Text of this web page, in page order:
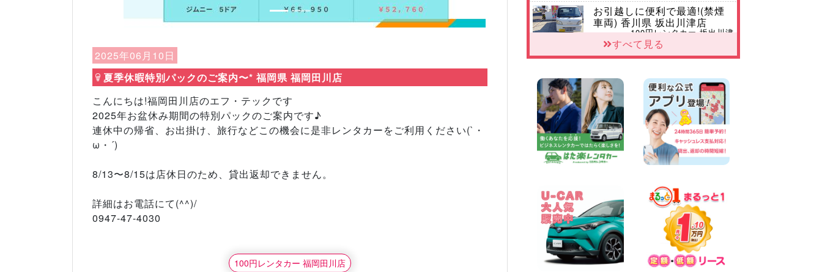
2025年06月10日
夏季休暇特別パックのご案内〜* 福岡県 福岡田川店
こんにちは!福岡田川店のエフ・テックです
2025年お盆休み期間の特別パックのご案内です♪
連休中の帰省、お出掛け、旅行などこの機会に是非レンタカーをご利用ください(`・
ω・´)
8/13〜8/15は店休日のため、貸出返却できません。
詳細はお電話にて(^^)/
0947-47-4030
100円レンタカー 福岡田川店
お引越しに便利で最適!(禁煙
車両) 香川県 坂出川津店
100円レンタカー 坂出川津
【カーシェアのレンタカーが
務原那加店
100円レンタカー 各務原那加
2026年08月06日
空き有ります!!コンパクト
SUV 軽 ミニバン 軽トラ 車種
多数!!関東圏必見♪ 東京都 町
田根岸店
100円レンタカー 町田根岸
2026年08月06日
スズキ ワゴンRスマイル 納車
☆ 三重県 四日市インター店
100円レンタカー 四日市インター
2026年08月06日
三河安城店 8月限定!平日限定
レンタカーお得キャンペーン
実施中です♪ 愛知県 三河安城
店
すべて見る